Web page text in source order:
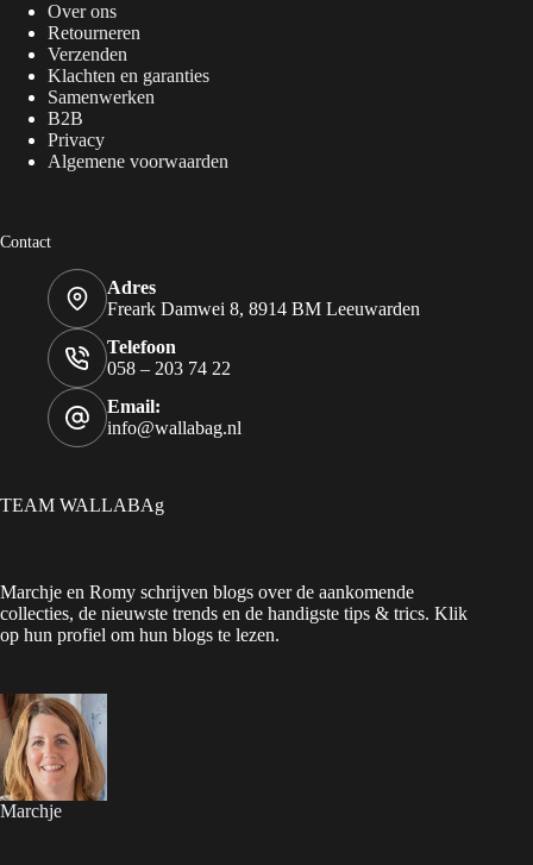
Over ons
Retourneren
Verzenden
Klachten en garanties
Samenwerken
B2B
Privacy
Algemene voorwaarden
Contact
Adres
Freark Damwei 8, 8914 BM Leeuwarden
Telefoon
058 – 203 74 22
Email:
info@wallabag.nl
TEAM WALLABAg
Marchje en Romy schrijven blogs over de aankomende
collecties, de nieuwste trends en de handigste tips & trics. Klik
op hun profiel om hun blogs te lezen.
Marchje